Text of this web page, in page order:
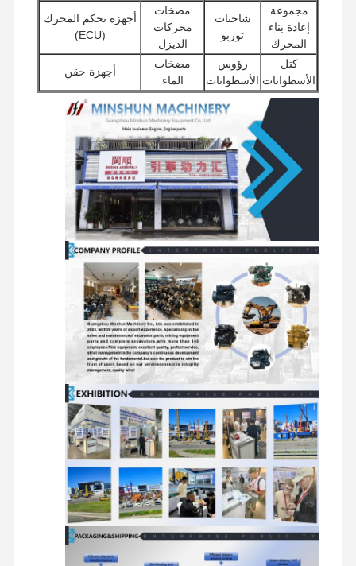
نظام التحكم الإلكتروني
المكونات الكهربائية للمحرك
نظام وقود المحرك
الأجزاء الهيدروليكية للحفارة
قطع غيار حفارة
مجموعة
إعادة بناء
المحرك
شاحنات
توربو
مضخات
محركات
الديزل
أجهزة تحكم المحرك
(ECU)
كتل
الأسطوانات
رؤوس
الأسطوانات
مضخات
الماء
أجهزة حقن
المرشحات
المحرك
الأخرى
مضخات هيدروليكية
مكونات
الدوران
صمامات
التوزيع
مجموعات
محركات
السفر
مكونات الهيكل
وغيرها من الملحقات